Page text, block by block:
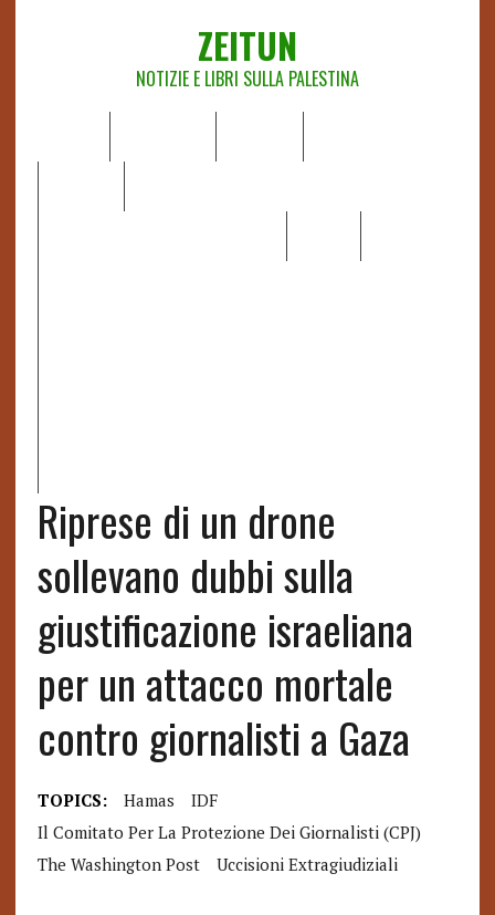
ZEITUN
NOTIZIE E LIBRI SULLA PALESTINA
Riprese di un drone
sollevano dubbi sulla
giustificazione israeliana
per un attacco mortale
contro giornalisti a Gaza
TOPICS: Hamas
IDF
Il Comitato Per La Protezione Dei Giornalisti (CPJ)
The Washington Post
Uccisioni Extragiudiziali